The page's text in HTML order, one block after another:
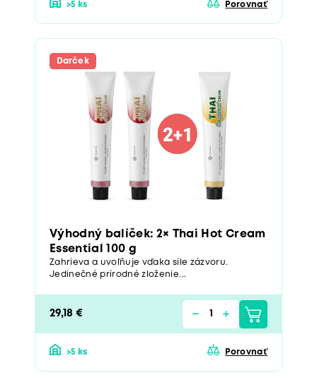
>5 ks Porovnať
Darček
Výhodný balíček: 2× Thai Hot Cream
Essential 100 g
Zahrieva a uvoľňuje vďaka sile zázvoru.
Jedinečné prírodné zloženie...
29,18 €
>5 ks Porovnať